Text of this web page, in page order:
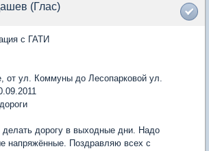
(Глас)
с ГАТИ
ул. Коммуны до Лесопарковой ул.
дорогу в выходные дни. Надо
напряжённые. Поздравляю всех с